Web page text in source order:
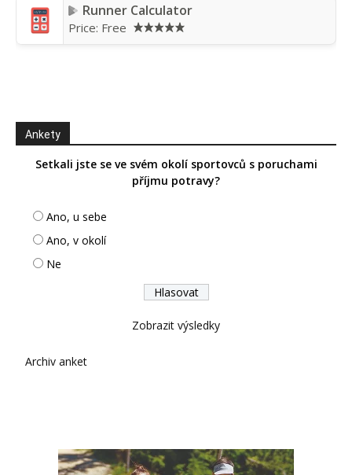
Runner Calculator
Price: Free
Ankety
Setkali jste se ve svém okolí sportovců s poruchami
příjmu potravy?
Ano, u sebe
Ano, v okolí
Ne
Zobrazit výsledky
Archiv anket